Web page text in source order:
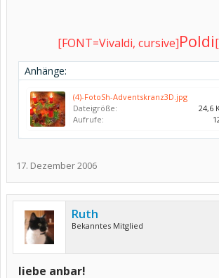
[FONT=Vivaldi, cursive]Poldi
Anhänge:
(4)-FotoSh-Adventskranz3D.jpg
Dateigröße:
24,6
Aufrufe:
17. Dezember 2006
Ruth
Bekanntes Mitglied
liebe anbar!